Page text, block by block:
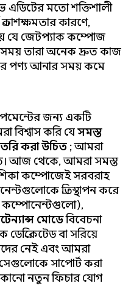
এডিটের মতো শক্তিশালী
কারণে,
যে জেটপ্যাক কম্পোজ
সময় তারা অনেক দ্রুত কাজ
পণ্য আনার সময় কমে
জন্য একটি
বিশ্বাস করি যেসমস্ত
করা উচিত ; আমরা
আজ থেকে, আমরা সমস্ত
কম্পোজেই সরবরাহ
প্রতিস্থাপন করে
কম্পোনেন্টগুলো),
মোডেবিবেচনা
বা সরিয়ে
নেই এবং আমরা
সেগুলোকে সাপোর্ট করা
নতুন ফিচার যোগ